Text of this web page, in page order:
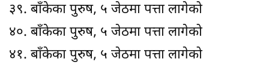
३९. बाँकेका पुरुष, ५ जेठमा पत्ता लागेको
४०. बाँकेका पुरुष, ५ जेठमा पत्ता लागेको
४१. बाँकेका पुरुष, ५ जेठमा पत्ता लागेको